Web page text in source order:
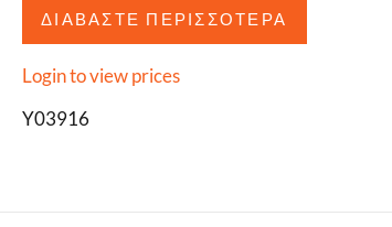
ΔΙΑΒΆΣΤΕ ΠΕΡΙΣΣΌΤΕΡΑ
Login to view prices
Y03916